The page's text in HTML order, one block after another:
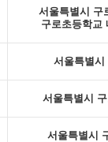
서울특별시 구
구로초등학교
서울특별시
서울특별시
서울특별시